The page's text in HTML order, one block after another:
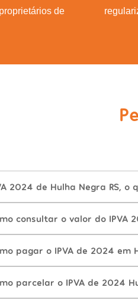
de
2024 de Hulha Negra RS, o
consultar o valor do IPVA
pagar o IPVA de 2024 em
parcelar o IPVA de 2024